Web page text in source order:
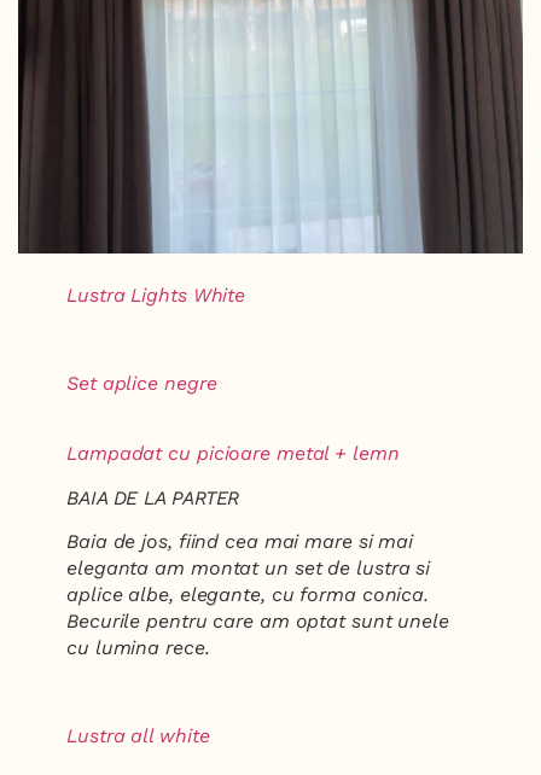
Lustra Lights White
Set aplice negre
Lampadat cu picioare metal + lemn
BAIA DE LA PARTER
Baia de jos, fiind cea mai mare si mai
eleganta am montat un set de lustra si
aplice albe, elegante, cu forma conica.
Becurile pentru care am optat sunt unele
cu lumina rece.
Lustra all white